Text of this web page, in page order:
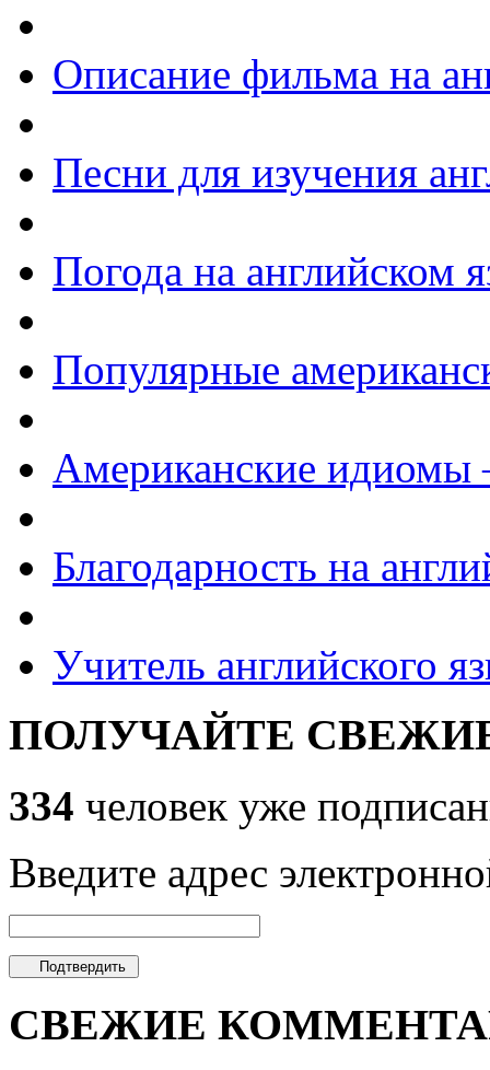
Описание фильма на
Песни для изучения
Погода на английском
Популярные
Американские
Благодарность на
Учитель английского
ПОЛУЧАЙТЕ
334 человек уже
Введите адрес
СВЕЖИЕ